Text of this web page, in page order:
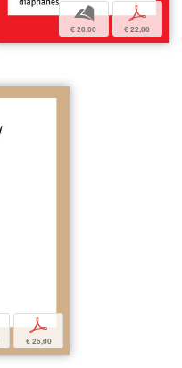
b
€ 20,00
p
€ 22,00
p
€ 25,00